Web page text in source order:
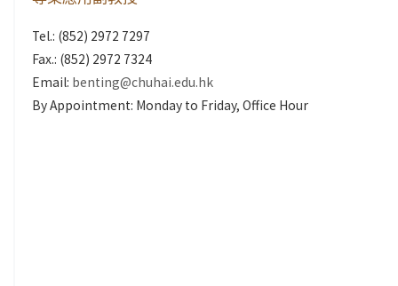
Tel.: (852) 2972 7297
Fax.: (852) 2972 7324
Email: benting@chuhai.edu.hk
By Appointment: Monday to Friday, Office Hour